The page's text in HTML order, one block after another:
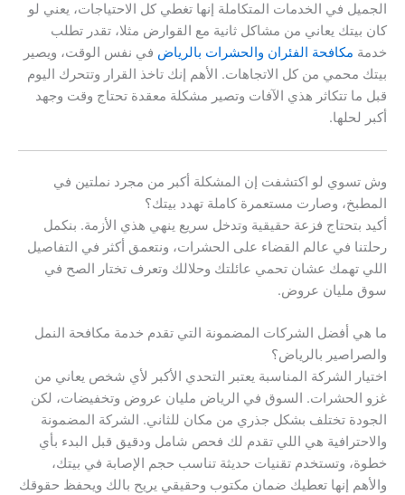
الجميل في الخدمات المتكاملة إنها تغطي كل الاحتياجات، يعني لو
كان بيتك يعاني من مشاكل ثانية مع القوارض مثلا، تقدر تطلب
خدمة مكافحة الفئران والحشرات بالرياض في نفس الوقت، ويصير
بيتك محمي من كل الاتجاهات. الأهم إنك تاخذ القرار وتتحرك اليوم
قبل ما تتكاثر هذي الآفات وتصير مشكلة معقدة تحتاج وقت وجهد
أكبر لحلها.
وش تسوي لو اكتشفت إن المشكلة أكبر من مجرد نملتين في
المطبخ، وصارت مستعمرة كاملة تهدد بيتك؟
أكيد بتحتاج فزعة حقيقية وتدخل سريع ينهي هذي الأزمة. بنكمل
رحلتنا في عالم القضاء على الحشرات، ونتعمق أكثر في التفاصيل
اللي تهمك عشان تحمي عائلتك وحلالك وتعرف تختار الصح في
سوق مليان عروض.
ما هي أفضل الشركات المضمونة التي تقدم خدمة مكافحة النمل
والصراصير بالرياض؟
اختيار الشركة المناسبة يعتبر التحدي الأكبر لأي شخص يعاني من
غزو الحشرات. السوق في الرياض مليان عروض وتخفيضات، لكن
الجودة تختلف بشكل جذري من مكان للثاني. الشركة المضمونة
والاحترافية هي اللي تقدم لك فحص شامل ودقيق قبل البدء بأي
خطوة، وتستخدم تقنيات حديثة تناسب حجم الإصابة في بيتك،
والأهم إنها تعطيك ضمان مكتوب وحقيقي يريح بالك ويحفظ حقوقك